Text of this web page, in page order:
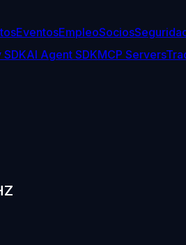
EventosEmpleoSocios
SDKAI Agent SDKMCP Servers